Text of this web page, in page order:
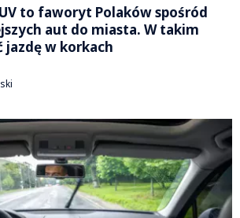
to faworyt Polaków spośród
aut do miasta. W takim
jazdę w korkach